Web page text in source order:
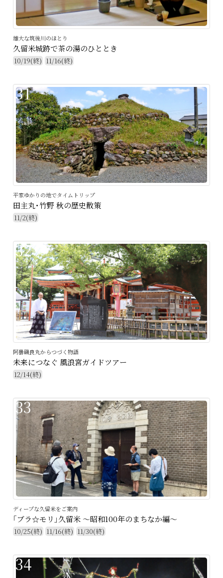
雄大な筑後川のほとり
久留米城跡で茶の湯のひととき
10/19(終) 11/16(終)
31
平家ゆかりの地でタイムトリップ
田主丸･竹野 秋の歴史散策
11/2(終)
32
阿曇磯良丸からつづく物語
未来につなぐ 風浪宮ガイドツアー
12/14(終)
33
ディープな久留米をご案内
｢ブラ☆モリ｣久留米 〜昭和100年のまちなか編～
10/25(終) 11/16(終) 11/30(終)
34